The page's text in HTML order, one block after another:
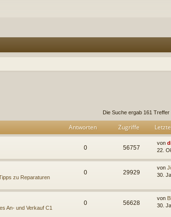
Die Suche ergab 161 Treffer
Antworten Zugriffe
0 56757
von
22.
zu Reparaturen
0 29929
von
30.
An- und Verkauf C1
0 56628
von
30.